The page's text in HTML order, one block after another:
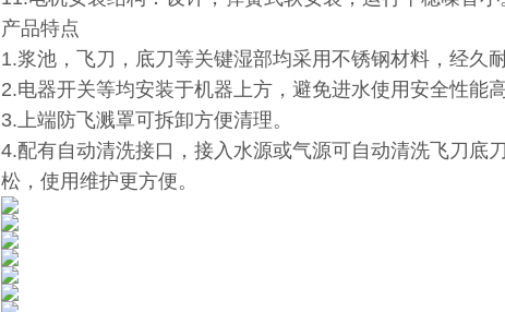
产品特点
1.浆池，飞刀，底刀等关键湿部均采用不锈钢材料，经久
2.电器开关等均安装于机器上方，避免进水使用安全性能高
3.上端防飞溅罩可拆卸方便清理。
4.配有自动清洗接口，接入水源或气源可自动清洗飞刀底
松，使用维护更方便。